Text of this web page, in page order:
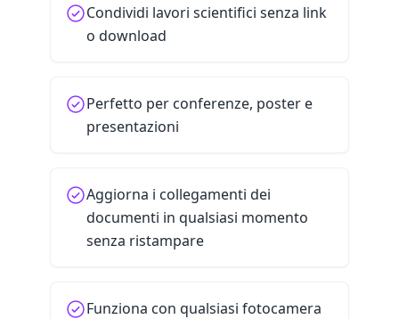
Condividi lavori scientifici senza link
o download
Perfetto per conferenze, poster e
presentazioni
Aggiorna i collegamenti dei
documenti in qualsiasi momento
senza ristampare
Funziona con qualsiasi fotocamera